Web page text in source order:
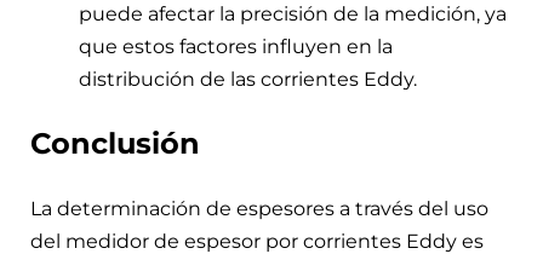
puede afectar la precisión de la medición, ya
que estos factores influyen en la
distribución de las corrientes Eddy.
Conclusión
La determinación de espesores a través del uso
del medidor de espesor por corrientes Eddy es